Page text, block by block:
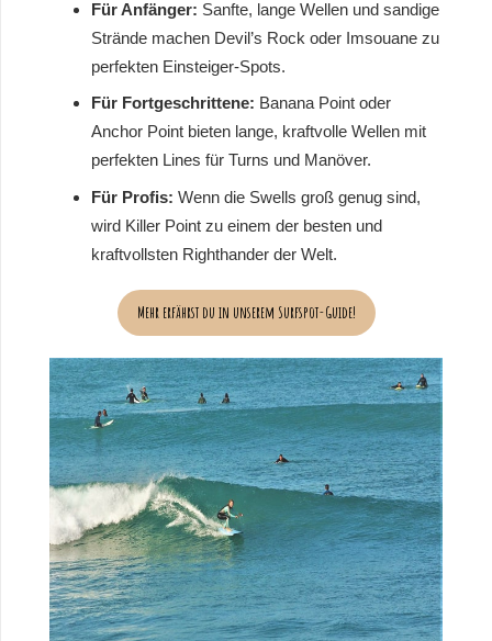
Für Anfänger: Sanfte, lange Wellen und sandige
Strände machen Devil’s Rock oder Imsouane zu
perfekten Einsteiger-Spots.
Für Fortgeschrittene: Banana Point oder
Anchor Point bieten lange, kraftvolle Wellen mit
perfekten Lines für Turns und Manöver.
Für Profis: Wenn die Swells groß genug sind,
wird Killer Point zu einem der besten und
kraftvollsten Righthander der Welt.
Mehr erfährst du in unserem Surfspot-Guide!